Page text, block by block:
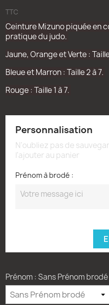
TTC
Ceinture Mizuno piquée en
pratique du judo.
Jaune, Orange et Verte :
Bleue et Marron : Taille 2 à 7.
Rouge : Taille 1 à 7.
Personnalisation
N'oubliez pas de
l'ajouter au panier
Prénom à brodé :
Prénom : Sans Prénom brodé